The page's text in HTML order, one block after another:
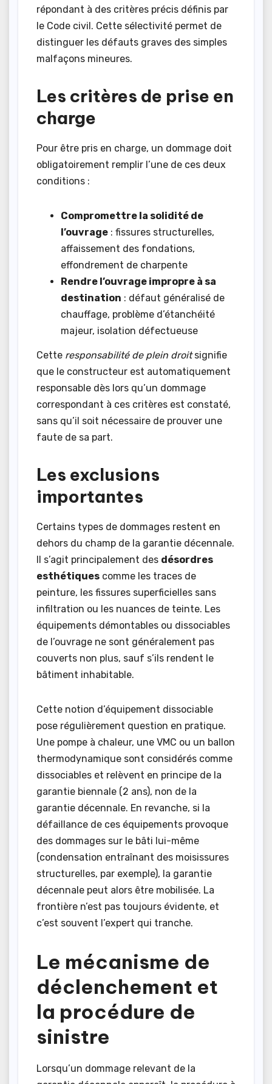
répondant à des critères précis définis par
le Code civil. Cette sélectivité permet de
distinguer les défauts graves des simples
malfaçons mineures.
Les critères de prise en
charge
Pour être pris en charge, un dommage doit
obligatoirement remplir l’une de ces deux
conditions :
Compromettre la solidité de
l’ouvrage : fissures structurelles,
affaissement des fondations,
effondrement de charpente
Rendre l’ouvrage impropre à sa
destination : défaut généralisé de
chauffage, problème d’étanchéité
majeur, isolation défectueuse
Cette responsabilité de plein droitsignifie
que le constructeur est automatiquement
responsable dès lors qu’un dommage
correspondant à ces critères est constaté,
sans qu’il soit nécessaire de prouver une
faute de sa part.
Les exclusions
importantes
Certains types de dommages restent en
dehors du champ de la garantie décennale.
Il s’agit principalement des désordres
esthétiques comme les traces de
peinture, les fissures superficielles sans
infiltration ou les nuances de teinte. Les
équipements démontables ou dissociables
de l’ouvrage ne sont généralement pas
couverts non plus, sauf s’ils rendent le
bâtiment inhabitable.
Cette notion d’équipement dissociable
pose régulièrement question en pratique.
Une pompe à chaleur, une VMC ou un ballon
thermodynamique sont considérés comme
dissociables et relèvent en principe de la
garantie biennale (2 ans), non de la
garantie décennale. En revanche, si la
défaillance de ces équipements provoque
des dommages sur le bâti lui-même
(condensation entraînant des moisissures
structurelles, par exemple), la garantie
décennale peut alors être mobilisée. La
frontière n’est pas toujours évidente, et
c’est souvent l’expert qui tranche.
Le mécanisme de
déclenchement et
la procédure de
sinistre
Lorsqu’un dommage relevant de la